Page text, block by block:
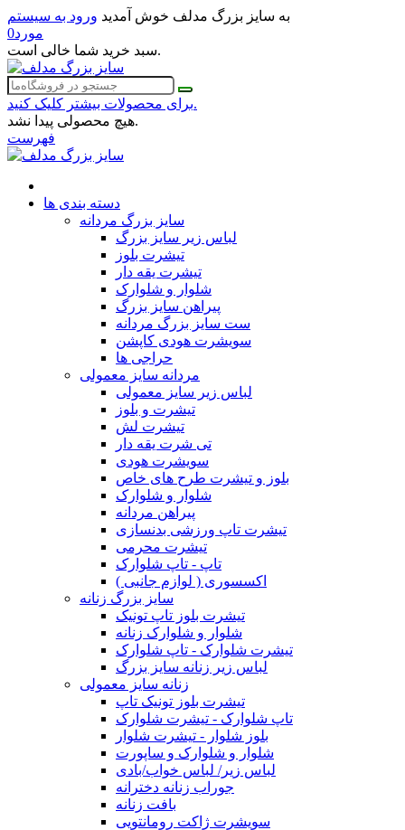
به سایز بزرگ مدلف خوش آمدید ورود به سیستم
0مورد
سبد خرید شما خالی است.
برای محصولات بیشتر کلیک کنید.
هیچ محصولی پیدا نشد.
فهرست
دسته بندی ها
سایز بزرگ مردانه
لباس زیر سایز بزرگ
تیشرت بلوز
تیشرت یقه دار
شلوار و شلوارک
پیراهن سایز بزرگ
ست سایز بزرگ مردانه
سویشرت هودی کاپشن
حراجی ها
مردانه سایز معمولی
لباس زیر سایز معمولی
تیشرت و بلوز
تیشرت لش
تی شرت یقه دار
سویشرت هودی
بلوز و تیشرت طرح های خاص
شلوار و شلوارک
پیراهن مردانه
تیشرت تاپ ورزشی بدنسازی
تیشرت محرمی
تاپ - تاپ شلوارک
اکسسوری ( لوازم جانبی )
سایز بزرگ زنانه
تیشرت بلوز تاپ تونیک
شلوار و شلوارک زنانه
تیشرت شلوارک - تاپ شلوارک
لباس زیر زنانه سایز بزرگ
زنانه سایز معمولی
تیشرت بلوز تونیک تاپ
تاپ شلوارک - تیشرت شلوارک
بلوز شلوار - تیشرت شلوار
شلوار و شلوارک و ساپورت
لباس زیر/ لباس خواب/بادی
جوراب زنانه دخترانه
بافت زنانه
سویشرت ژاکت رومانتویی